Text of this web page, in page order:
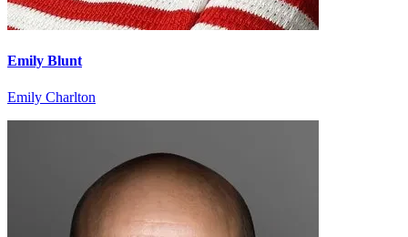
Emily Blunt
Emily Charlton